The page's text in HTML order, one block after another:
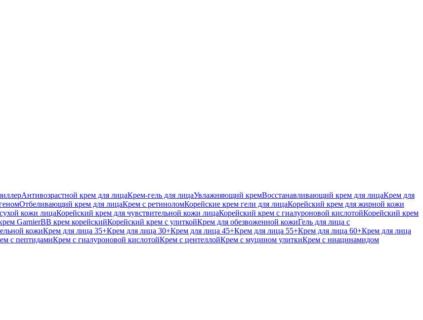
Антивозрастной крем для лицаКрем-гель для лицаУвлажняющий кремВосстанавливающий крем для лицаКрем для
Отбеливающий крем для лицаКрем с ретиноломКорейские крем гели для лицаКорейский крем для жирной кожи
кожи лицаКорейский крем для чувствительной кожи лицаКорейский крем с гиалуроновой кислотойКорейский крем
GarnierBB крем корейскийКорейский крем с улиткойКрем для обезвоженной кожиГель для лица с
кожиКрем для лица 35+Крем для лица 30+Крем для лица 45+Крем для лица 55+Крем для лица 60+Крем для лица
с пептидамиКрем с гиалуроновой кислотойКрем с центеллойКрем с муцином улиткиКрем с ниацинамидом